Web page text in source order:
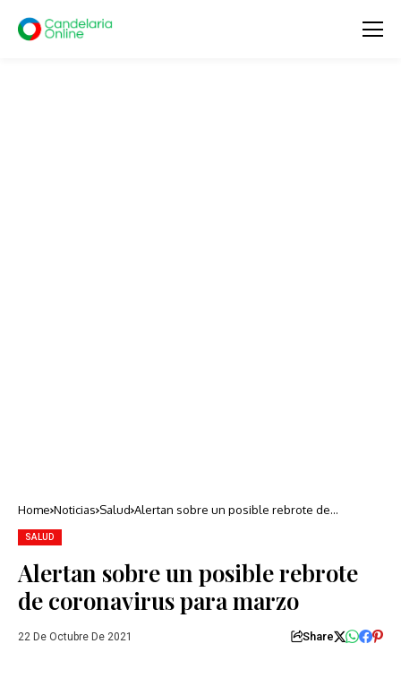
Home Noticias Salud Alertan sobre un posible rebrote de
SALUD
Alertan sobre un posible rebrote
de coronavirus para marzo
22 De Octubre De 2021 Share